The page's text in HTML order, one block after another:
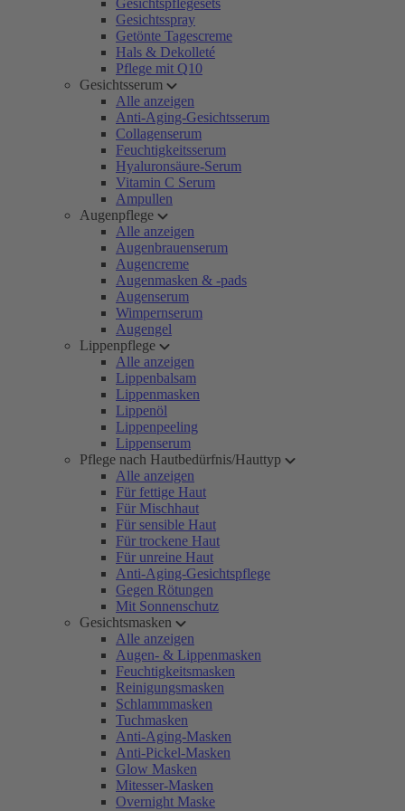
Gesichtspflegesets
Gesichtsspray
Getönte Tagescreme
Hals & Dekolleté
Pflege mit Q10
Gesichtsserum
Alle anzeigen
Anti-Aging-Gesichtsserum
Collagenserum
Feuchtigkeitsserum
Hyaluronsäure-Serum
Vitamin C Serum
Ampullen
Augenpflege
Alle anzeigen
Augenbrauenserum
Augencreme
Augenmasken & -pads
Augenserum
Wimpernserum
Augengel
Lippenpflege
Alle anzeigen
Lippenbalsam
Lippenmasken
Lippenöl
Lippenpeeling
Lippenserum
Pflege nach Hautbedürfnis/Hauttyp
Alle anzeigen
Für fettige Haut
Für Mischhaut
Für sensible Haut
Für trockene Haut
Für unreine Haut
Anti-Aging-Gesichtspflege
Gegen Rötungen
Mit Sonnenschutz
Gesichtsmasken
Alle anzeigen
Augen- & Lippenmasken
Feuchtigkeitsmasken
Reinigungsmasken
Schlammmasken
Tuchmasken
Anti-Aging-Masken
Anti-Pickel-Masken
Glow Masken
Mitesser-Masken
Overnight Maske